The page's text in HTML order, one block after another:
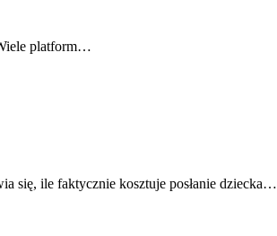
platform…
się, ile faktycznie kosztuje posłanie dziecka…